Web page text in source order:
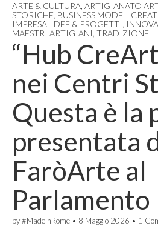
ARTE & CULTURA ARTIGIANATO
STORICHE BUSINESS MODEL
IMPRESA IDEE & PROGETTI
MAESTRI ARTIGIANI TRADIZIONE
“Hub
nei Centri
Questa è la
presentata
FaròArte al
by#MadeinRome • 8 Maggio 2026 • 1